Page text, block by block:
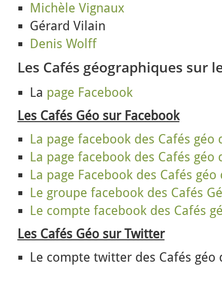
Michèle Vignaux
Gérard Vilain
Denis Wolff
Les Cafés géographiques sur
La page Facebook
Les Cafés Géo sur Facebook
La page facebook des Cafés géo
La page facebook des Cafés géo
La page Facebook des Cafés
Le groupe facebook des Cafés
Le compte facebook des Cafés
Les Cafés Géo sur Twitter
Le compte twitter des Cafés géo